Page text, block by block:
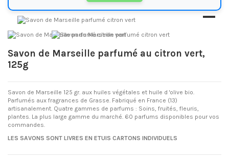
Savon de Marseille parfumé au citron vert,
125g
Savon de Marseille 125 gr. aux huiles végétales et huile d 'olive bio.
Parfumés aux fragrances de Grasse. Fabriqué en France (13)
artisanalement. Quatre gammes de parfums : Soins, fruités, fleuris,
plantes. La plus large gamme du marché. 60 parfums disponibles pour vos
commandes.
LES SAVONS SONT LIVRES EN ETUIS CARTONS INDIVIDUELS